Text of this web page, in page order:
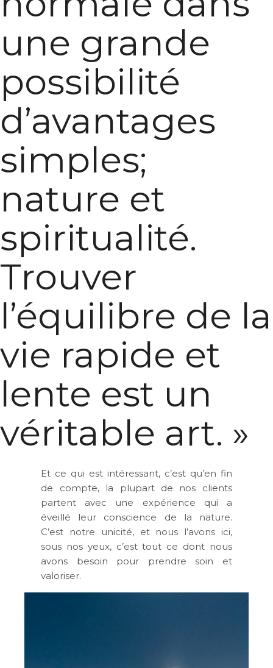
une grande
possibilité
d’avantages
simples;
nature et
spiritualité.
Trouver
l’équilibre de la
vie rapide et
lente est un
véritable art. »
Et ce qui est intéressant, c’est qu’en fin
de compte, la plupart de nos clients
partent avec une expérience qui a
éveillé leur conscience de la nature.
C’est notre unicité, et nous l’avons ici,
sous nos yeux, c’est tout ce dont nous
avons besoin pour prendre soin et
valoriser.